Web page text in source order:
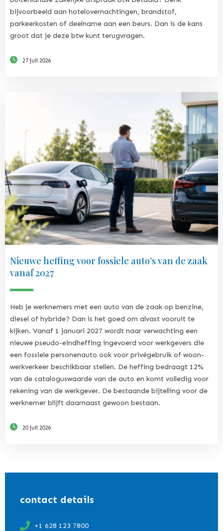
bijvoorbeeld aan hotelovernachtingen, brandstof,
parkeerkosten of deelname aan een beurs. Dan is de kans
groot dat je deze btw kunt terugvragen.
27 juli 2026
Nieuwe heffing voor fossiele auto’s van de zaak
vanaf 2027
Heb je werknemers met een auto van de zaak op benzine,
diesel of hybride? Dan is het goed om alvast vooruit te
kijken. Vanaf 1 januari 2027 wordt naar verwachting een
nieuwe pseudo-eindheffing ingevoerd voor werkgevers die
een fossiele personenauto ook voor privégebruik of woon-
werkverkeer beschikbaar stellen. De heffing bedraagt 12%
van de cataloguswaarde van de auto en komt volledig voor
rekening van de werkgever. De bestaande bijtelling voor de
werknemer blijft daarnaast gewoon bestaan.
20 juli 2026
contact details
+1 628 123 7800